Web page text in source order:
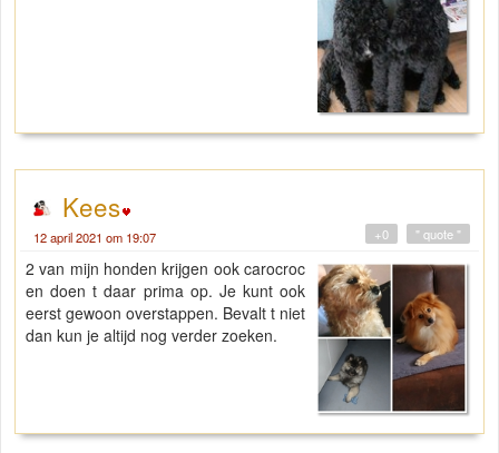
Kees
12 april 2021 om 19:07 " quote "
+0
2 van mijn honden krijgen ook carocroc
en doen t daar prima op. Je kunt ook
eerst gewoon overstappen. Bevalt t niet
dan kun je altijd nog verder zoeken.